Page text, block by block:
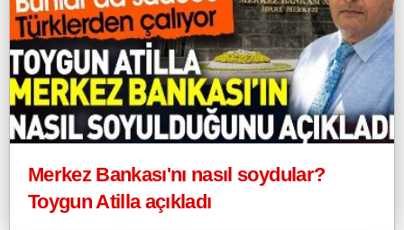
Merkez Bankası'nı nasıl soydular?
Toygun Atilla açıkladı